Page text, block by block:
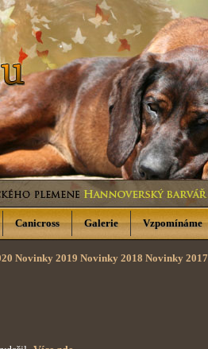
Novinky 2019 Novinky 2018 Novinky 2017
Canicross Galerie Vzpomínáme